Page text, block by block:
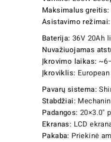
Maksimalus greitis:
Asistavimo režimai:
Baterija: 36V 20Ah
Nuvažiuojamas
Įkrovimo laikas:
Įkroviklis:
Pavarų sistema:
Stabdžiai:
Padangos: 20×3.0"
Ekranas: LCD
Pakaba: Priekinė